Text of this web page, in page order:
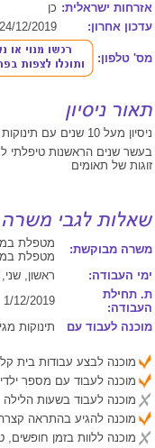
אזרחות ישראלית: כן
עדכון אחרון:
24/12/2019
מס' טלפון:
ניסיון מעל 10 שנים עם תינוקות מגיל 0 עד 2, ילדים בגילאים בין 2 ל 6, ילדים מעל גיל 6
בעשר שנים הראשנות טיפלתי
זוגות של תאומים
משרה מבוקשת:
מטפלת
מטפלת
ימי העבודה:
ראשון,
ת. תחילת
העבודה:
1/12/2019
מוכנה לעבוד עם
תינוקות מגיל 0 עד 2, ילדים בגילאים
מוכנה לבצע עבודות בית
מוכנה לעבוד עם מספר
מוכנה לעבוד בשעות הלילה
מוכנה להגיע בהתראה
מוכנה ללוות בזמן חופשים,